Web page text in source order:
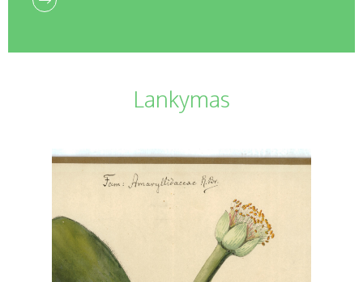
Lankymas